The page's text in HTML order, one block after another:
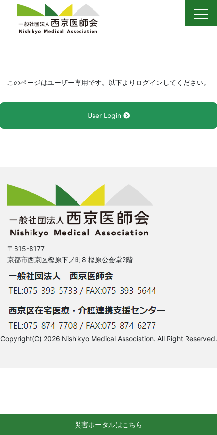
content
このページはユーザー専用です。以下よりログインしてください。
User Login
〒615-8177
京都市西京区樫原下ノ町8 樫原公会堂2階
Copyright(C) 2026 Nishikyo Medical Association. All Right Reserved.
災害ポータルはこちら